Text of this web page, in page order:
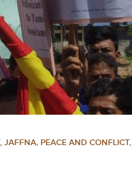
, JAFFNA, PEACE AND CONFLICT,